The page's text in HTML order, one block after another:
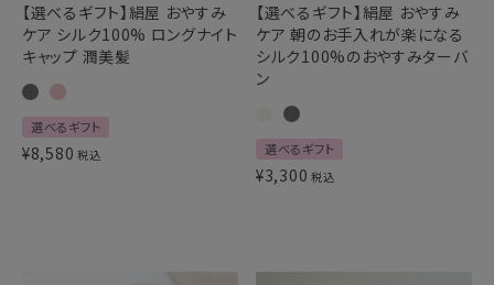
【選べるギフト】絹屋 おやすみ
ケア シルク100% ロングナイト
キャップ 潤美髪
選べるギフト
¥8,580 税込
【選べるギフト】絹屋 おやすみ
ケア 朝のお手入れが楽になる
シルク100%のおやすみターバ
ン
選べるギフト
¥3,300 税込